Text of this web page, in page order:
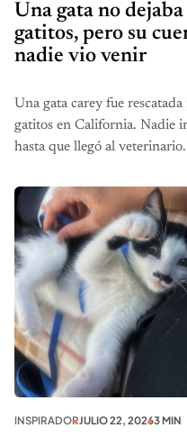
Una gata no
gatitos, pero su
nadie vio venir
Una gata carey fue
gatitos en California. Nadie
hasta que llegó al veterinario.
INSPIRADORJULIO 22, 20263 MIN